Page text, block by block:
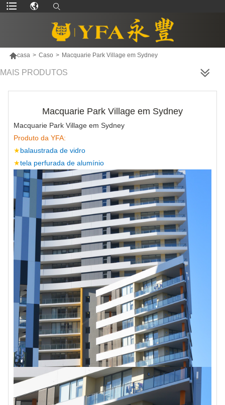
casa > Caso > Macquarie Park Village em Sydney
MAIS PRODUTOS
Macquarie Park Village em Sydney
Macquarie Park Village em Sydney
Produto da YFA:
★balaustrada de vidro
★tela perfurada de alumínio